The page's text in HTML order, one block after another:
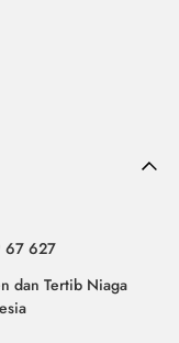
67 627
dan Tertib Niaga